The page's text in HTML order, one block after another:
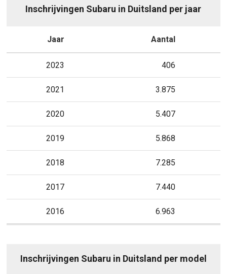
Inschrijvingen Subaru in Duitsland per jaar
Jaar Aantal
2023 406
2021 3.875
2020 5.407
2019 5.868
2018 7.285
2017 7.440
2016 6.963
Inschrijvingen Subaru in Duitsland per model